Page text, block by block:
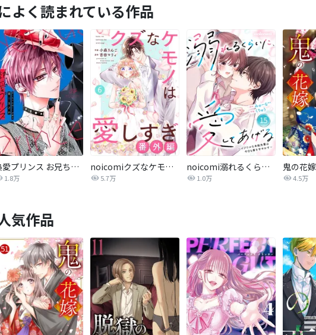
よく読まれている作品
熱愛プリンス お兄ちゃんはキミが好き
1.8万
noicomiクズなケモノは愛しすぎ
5.7万
noicomi溺れるくらいに、愛してあげる～イジワルな未紘先輩は今日も番を甘やかす～
1.0万
鬼の花嫁
4.5万
気作品